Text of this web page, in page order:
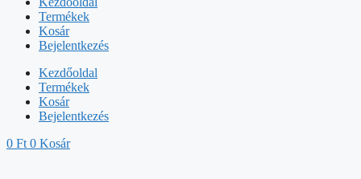
Termékek
Kosár
Bejelentkezés
Kezdőoldal
Termékek
Kosár
Bejelentkezés
0 Ft 0 Kosár